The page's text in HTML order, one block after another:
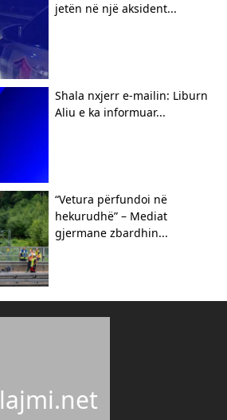
jetën në një aksident...
Shala nxjerr e-mailin: Liburn
Aliu e ka informuar...
“Vetura përfundoi në
hekurudhë” – Mediat
gjermane zbardhin...
lajmi.net